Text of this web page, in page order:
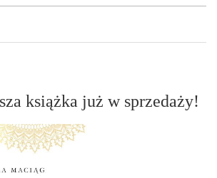
książka już w sprzedaży!